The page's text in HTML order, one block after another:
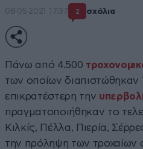
08·05·2021 17:37 2 σχόλια
Πάνω από 4.500
των οποίων διαπιστώθηκαν
επικρατέστερη την
πραγματοποιήθηκαν το
Κιλκίς, Πέλλα, Πιερία,
την πρόληψη των τροχαίων